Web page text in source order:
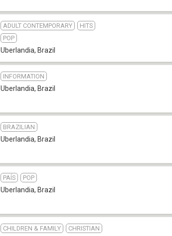
ADULT CONTEMPORARY
HITS
POP
Uberlandia, Brazil
INFORMATION
Uberlandia, Brazil
BRAZILIAN
Uberlandia, Brazil
PAÍS POP
Uberlandia, Brazil
CHILDREN & FAMILY CHRISTIAN